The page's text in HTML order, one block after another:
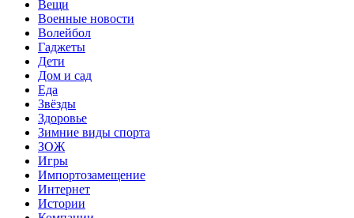
Вещи
Военные новости
Волейбол
Гаджеты
Дети
Дом и сад
Еда
Звёзды
Здоровье
Зимние виды спорта
ЗОЖ
Игры
Импортозамещение
Интернет
Истории